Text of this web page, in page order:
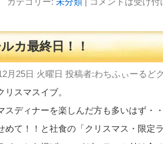
カ最終日！！
月25日 火曜日 投稿者:わちふぃーるど
リスマスイブ。
スディナーを楽しんだ方も多いはず・
めて！！と社食の「クリスマス・限定